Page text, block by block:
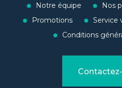
Notre équipe
Nos
Promotions
Service
Conditions